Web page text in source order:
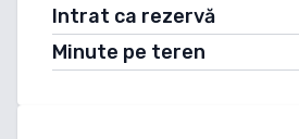
Intrat ca rezervă
Minute pe teren